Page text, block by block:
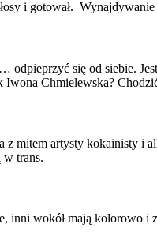
i gotował.
odpieprzyć się od siebie.
Chmielewska?
z mitem artysty
w trans.
inni wokół mają kolorowo